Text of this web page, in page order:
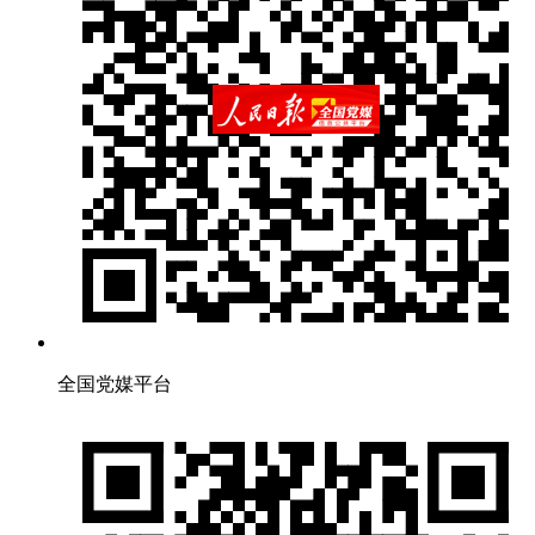
全国党媒平台